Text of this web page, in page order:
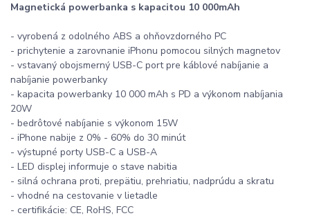
Magnetická powerbanka s kapacitou 10 000mAh
- vyrobená z odolného ABS a ohňovzdorného PC
- prichytenie a zarovnanie iPhonu pomocou silných magnetov
- vstavaný obojsmerný USB-C port pre káblové nabíjanie a
nabíjanie powerbanky
- kapacita powerbanky 10 000 mAh s PD a výkonom nabíjania
20W
- bedrôtové nabíjanie s výkonom 15W
- iPhone nabije z 0% - 60% do 30 minút
- výstupné porty USB-C a USB-A
- LED displej informuje o stave nabitia
- silná ochrana proti, prepätiu, prehriatiu, nadprúdu a skratu
- vhodné na cestovanie v lietadle
- certifikácie: CE, RoHS, FCC